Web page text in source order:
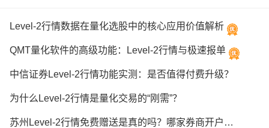
Level-2行情数据在量化选股中的核心应用价值解析
QMT量化软件的高级功能：Level-2行情与极速报单
中信证券Level-2行情功能实测：是否值得付费升级？
为什么Level-2行情是量化交易的“刚需”？
苏州Level-2行情免费赠送是真的吗？哪家券商开户送Level-2？